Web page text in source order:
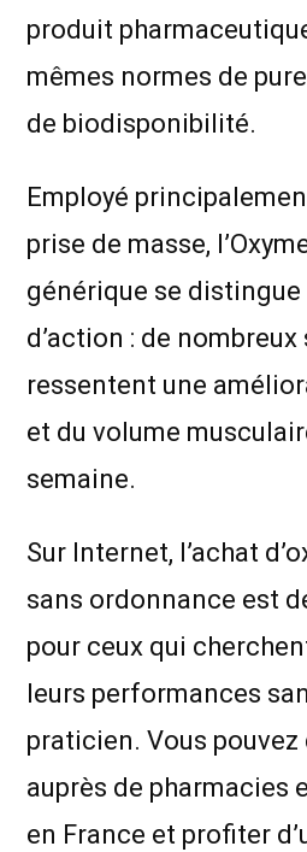
produit
mêmes normes de
de biodisponibilité.
Employé
prise de masse,
générique se
d’action : de
ressentent une
et du volume
semaine.
Sur Internet, l’achat
sans ordonnance est
pour ceux qui
leurs performances
praticien. Vous
auprès de pharmacies
en France et profiter